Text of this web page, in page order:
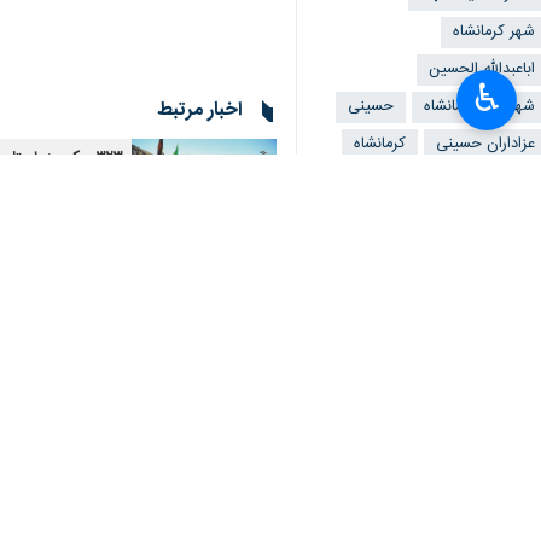
×
شهر کرمانشاه
اباعبدالله الحسین
شهرداری کرمانشاه
حسینی
عزاداران حسینی
کرمانشاه
اخبار مرتبط
۳۲۳ موکب در استان کرمانشاه به زوار اربعین خدمات ارائه می‌دهند
♿︎